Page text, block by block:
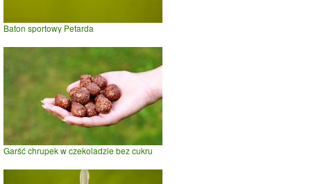
Baton sportowy Petarda
Garść chrupek w czekoladzie bez cukru